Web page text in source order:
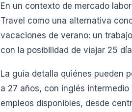
En un contexto de mercado
Travel como una alternativa
vacaciones de verano: un
con la posibilidad de viajar 25
La guía detalla quiénes pueden
a 27 años, con inglés
empleos disponibles, desde